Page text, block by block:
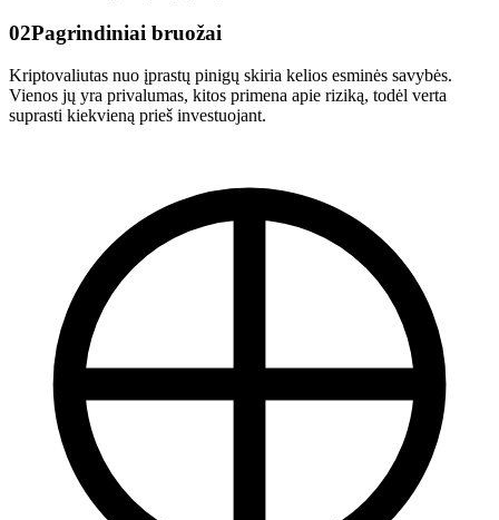
02Pagrindiniai bruožai
Kriptovaliutas nuo įprastų pinigų skiria kelios esminės savybės.
Vienos jų yra privalumas, kitos primena apie riziką, todėl verta
suprasti kiekvieną prieš investuojant.